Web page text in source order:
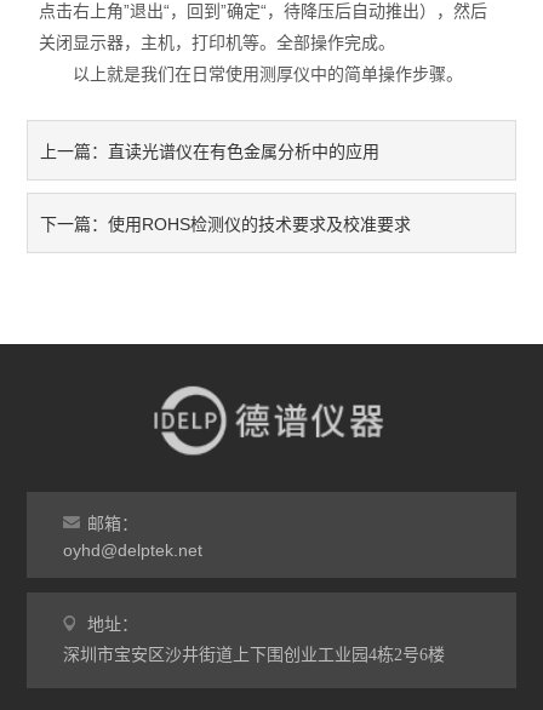
点击右上角”退出“，回到”确定“，待降压后自动推出），然后
关闭显示器，主机，打印机等。全部操作完成。
以上就是我们在日常使用测厚仪中的简单操作步骤。
上一篇： 直读光谱仪在有色金属分析中的应用
下一篇：使用ROHS检测仪的技术要求及校准要求
邮箱：
oyhd@delptek.net
地址：
深圳市宝安区沙井街道上下围创业工业园4栋2号6楼